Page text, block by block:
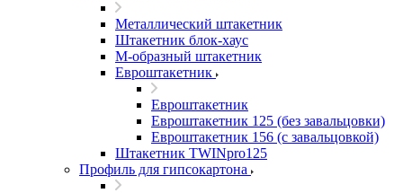
Металлический штакетник
Штакетник блок-хаус
М-образный штакетник
Евроштакетник
Евроштакетник
Евроштакетник 125 (без завальцовки)
Евроштакетник 156 (с завальцовкой)
Штакетник TWINpro125
Профиль для гипсокартона